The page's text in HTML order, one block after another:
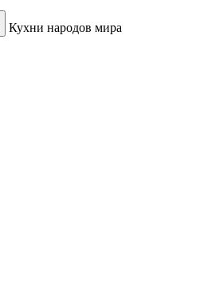
Кухни народов мира